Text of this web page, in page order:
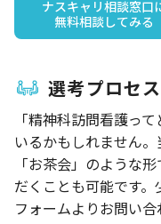
ナスキャリ相談窓口
無料相談してみる
選考プロセス
「精神科訪問看護っ
いるかもしれません
「お茶会」のような
だくことも可能です
フォームよりお問い合